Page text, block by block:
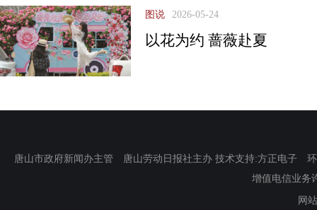
图说 2026-05-24
以花为约 蔷薇赴夏
唐山市政府新闻办主管 唐山劳动日报社主办 技术支持:方正电子
增值电信业务
网